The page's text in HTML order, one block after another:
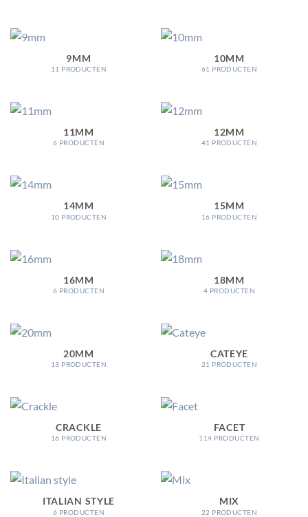
9MM
11 PRODUCTEN
10MM
61 PRODUCTEN
11MM
6 PRODUCTEN
12MM
41 PRODUCTEN
14MM
10 PRODUCTEN
15MM
16 PRODUCTEN
16MM
6 PRODUCTEN
18MM
4 PRODUCTEN
20MM
13 PRODUCTEN
CATEYE
21 PRODUCTEN
CRACKLE
16 PRODUCTEN
FACET
114 PRODUCTEN
ITALIAN STYLE
6 PRODUCTEN
MIX
22 PRODUCTEN